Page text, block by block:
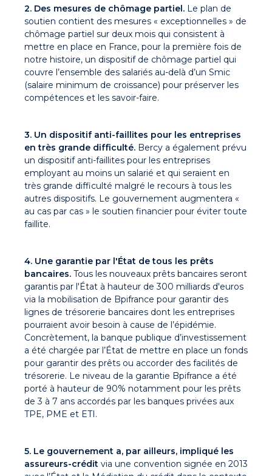
2. Des mesures de chômage partiel. Le plan de
soutien contient des mesures « exceptionnelles » de
chômage partiel sur deux mois qui consistent à
mettre en place en France, pour la première fois de
notre histoire, un dispositif de chômage partiel qui
couvre l’ensemble des salariés au-delà d’un Smic
(salaire minimum de croissance) pour préserver les
compétences et les savoir-faire.
3. Un dispositif anti-faillites pour les entreprises
en très grande difficulté. Bercy a également prévu
un dispositif anti-faillites pour les entreprises
employant au moins un salarié et qui seraient en
très grande difficulté malgré le recours à tous les
autres dispositifs. Le gouvernement augmentera «
au cas par cas » le soutien financier pour éviter toute
faillite.
4. Une garantie par l'État de tous les prêts
bancaires. Tous les nouveaux prêts bancaires seront
garantis par l'État à hauteur de 300 milliards d'euros
via la mobilisation de Bpifrance pour garantir des
lignes de trésorerie bancaires dont les entreprises
pourraient avoir besoin à cause de l’épidémie.
Concrètement, la banque publique d’investissement
a été chargée par l’État de mettre en place un fonds
pour garantir des prêts ou accorder des facilités de
trésorerie. Le niveau de la garantie Bpifrance a été
porté à hauteur de 90% notamment pour les prêts
de 3 à 7 ans accordés par les banques privées aux
TPE, PME et ETI.
5. Le gouvernement a, par ailleurs, impliqué les
assureurs-crédit via une convention signée en 2013